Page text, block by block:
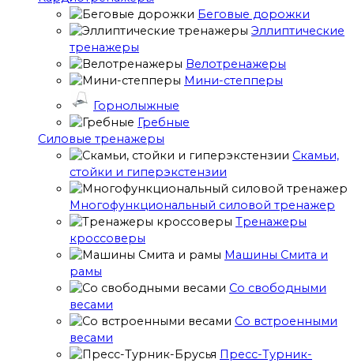
Беговые дорожки
Эллиптические
тренажеры
Велотренажеры
Мини-степперы
Горнолыжные
Гребные
Cиловые тренажеры
Скамьи,
стойки и гиперэкстензии
Многофункциональный силовой тренажер
Тренажеры
кроссоверы
Машины Смита и
рамы
Со свободными
весами
Со встроенными
весами
Пресс-Турник-